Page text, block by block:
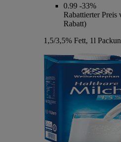
0.99 -33%
Rabattierter Preis
Rabatt)
1,5/3,5% Fett, 1l